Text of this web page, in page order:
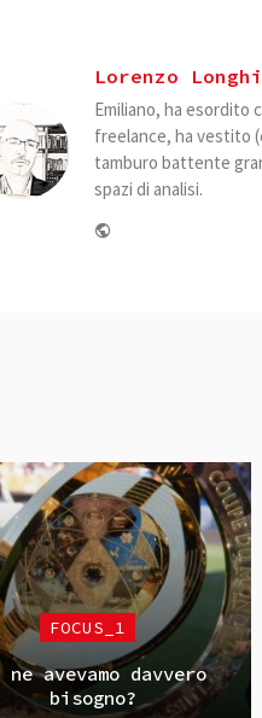
Lorenzo Longhi
Emiliano, ha esordito
freelance, ha vestito
tamburo battente
spazi di analisi.
FOCUS_1
ne avevamo davvero
bisogno?